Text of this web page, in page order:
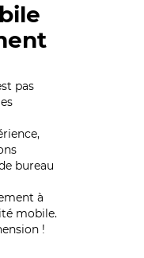
pas
bureau
à
mobile.
!